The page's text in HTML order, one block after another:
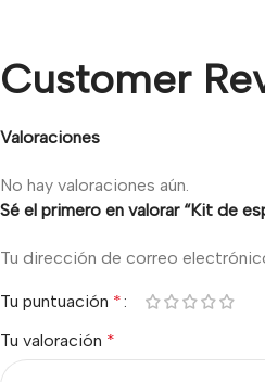
Customer
Valoraciones
No hay valoraciones aún.
Sé el primero en valorar “Kit de
Tu dirección de correo
Tu puntuación *
Tu valoración *